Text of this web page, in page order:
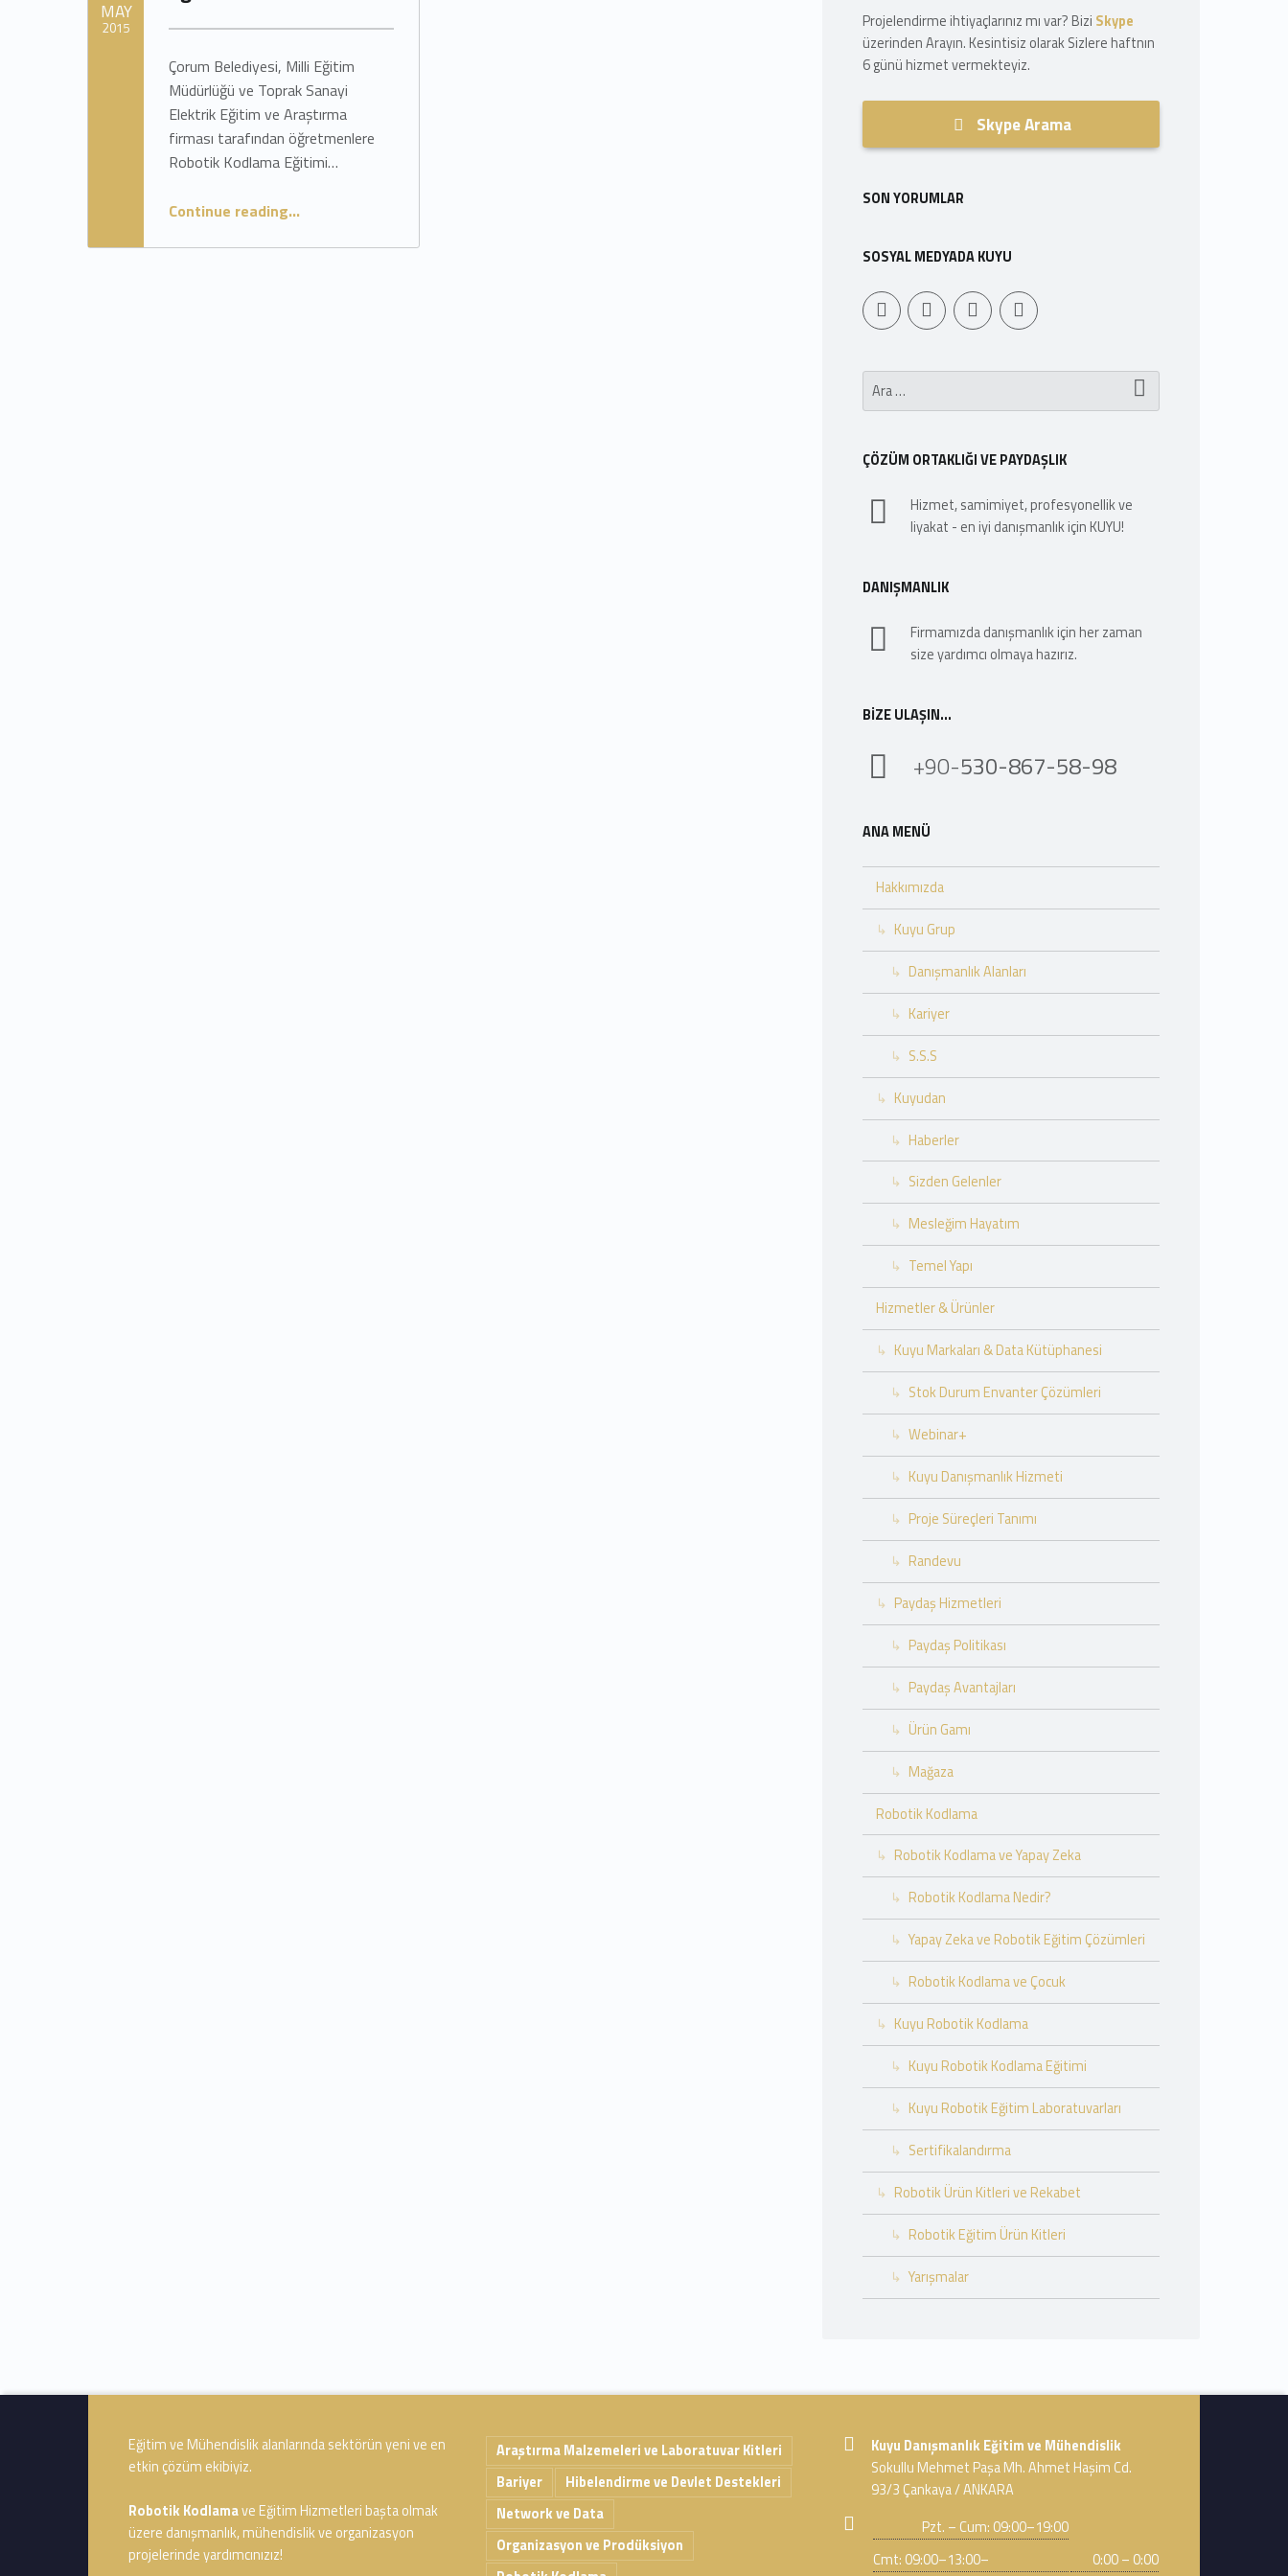
d
a
Çorum Belediyesi, Milli Eğitim
Müdürlüğü ve Toprak Sanayi
Elektrik Eğitim ve Araştırma
firması tarafından öğretmenlere
Robotik Kodlama Eğitimi…
Continue reading…
MAY
2015 Projelendirme ihtiyaçlarınız mı var? Bizi Skype
üzerinden Arayın. Kesintisiz olarak Sizlere haftnın
6 günü hizmet vermekteyiz.
Skype Arama
SON YORUMLAR
SOSYAL MEDYADA KUYU
WebMan on Facebook
YoutubeWebMan DesignSepet
Arama:
ÇÖZÜM ORTAKLIĞI VE PAYDAŞLIK
Hizmet, samimiyet, profesyonellik ve
liyakat - en iyi danışmanlık için KUYU!
DANIŞMANLIK
Firmamızda danışmanlık için her zaman
size yardımcı olmaya hazırız.
BIZE ULAŞIN…
+90-530-867-58-98
ANA MENÜ
Hakkımızda
Kuyu Grup
Danışmanlık Alanları
Kariyer
S.S.S
Kuyudan
Haberler
Sizden Gelenler
Mesleğim Hayatım
Temel Yapı
Hizmetler & Ürünler
Kuyu Markaları & Data Kütüphanesi
Stok Durum Envanter Çözümleri
Webinar+
Kuyu Danışmanlık Hizmeti
Proje Süreçleri Tanımı
Randevu
Paydaş Hizmetleri
Paydaş Politikası
Paydaş Avantajları
Ürün Gamı
Mağaza
Robotik Kodlama
Robotik Kodlama ve Yapay Zeka
Robotik Kodlama Nedir?
Yapay Zeka ve Robotik Eğitim Çözümleri
Robotik Kodlama ve Çocuk
Kuyu Robotik Kodlama
Kuyu Robotik Kodlama Eğitimi
Kuyu Robotik Eğitim Laboratuvarları
Sertifikalandırma
Robotik Ürün Kitleri ve Rekabet
Robotik Eğitim Ürün Kitleri
Yarışmalar
Footer info sidebar
Eğitim ve Mühendislik alanlarında sektörün yeni ve en
etkin çözüm ekibiyiz.
Robotik Kodlamave Eğitim Hizmetleri başta olmak
üzere danışmanlık, mühendislik ve organizasyon
projelerinde yardımcınızız!
Araştırma Malzemeleri ve Laboratuvar Kitleri
Bariyer
Hibelendirme ve Devlet Destekleri
Network ve Data
Organizasyon ve Prodüksiyon
Address:
Kuyu Danışmanlık Eğitim ve Mühendislik
Sokullu Mehmet Paşa Mh. Ahmet Haşim Cd.
93/3 Çankaya / ANKARA
Pzt. – Cum: 09:00–19:00
Cmt: 09:00–13:00–
0:00 – 0:00